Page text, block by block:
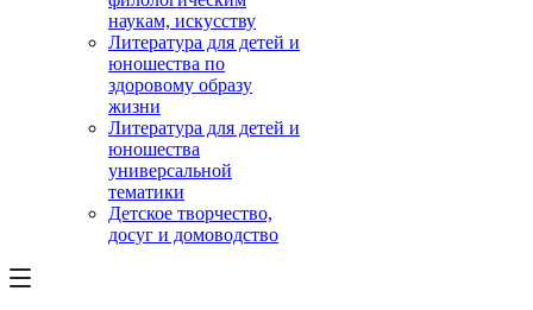
наукам, искусству
Литература для детей и
юношества по
здоровому образу
жизни
Литература для детей и
юношества
универсальной
тематики
Детское творчество,
досуг и домоводство